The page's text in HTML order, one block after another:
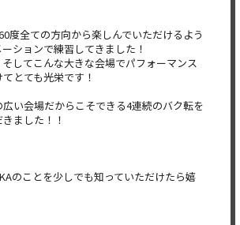
度全ての方向から楽しんでいただけるよう
ションで練習してきました！
してこんな大きな会場でパフォーマンス
とても光栄です！
い会場だからこそできる4連続のバク転を
ました！！
のことを少しでも知っていただけたら嬉